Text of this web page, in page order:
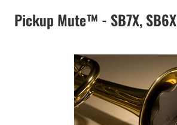
Pickup Mute™ - SB7X,